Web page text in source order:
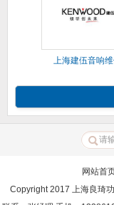
上海建伍音响
网站首
Copyright 2017 上海良琦